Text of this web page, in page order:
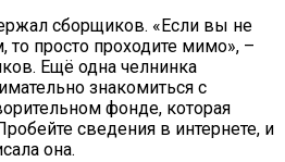
сборщиков. «Если вы не
то просто проходите мимо», –
Ещё одна челнинка
знакомиться с
фонде, которая
сведения в интернете, и
она.